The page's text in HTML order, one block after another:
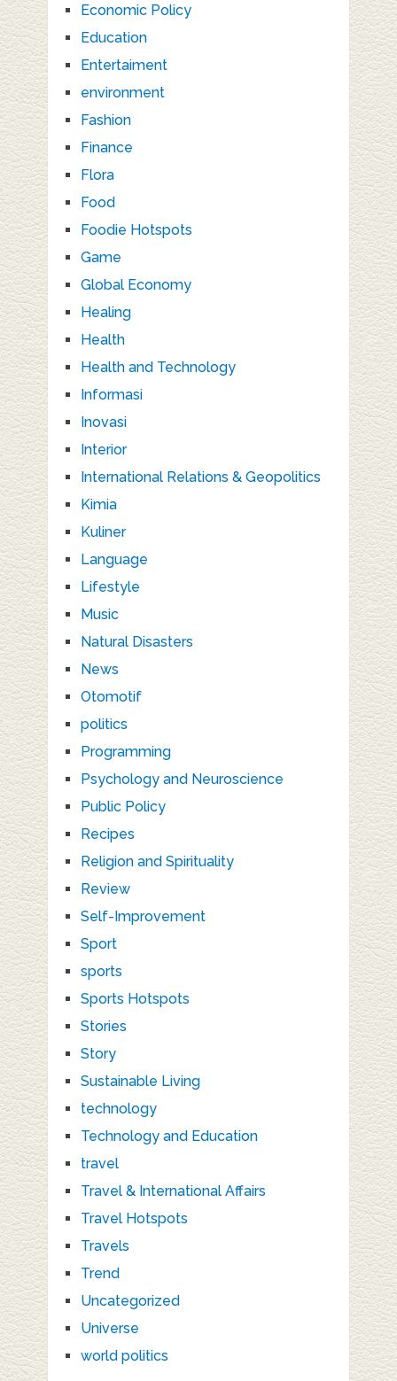
Economic Policy
Education
Entertaiment
environment
Fashion
Finance
Flora
Food
Foodie Hotspots
Game
Global Economy
Healing
Health
Health and Technology
Informasi
Inovasi
Interior
International Relations & Geopolitics
Kimia
Kuliner
Language
Lifestyle
Music
Natural Disasters
News
Otomotif
politics
Programming
Psychology and Neuroscience
Public Policy
Recipes
Religion and Spirituality
Review
Self-Improvement
Sport
sports
Sports Hotspots
Stories
Story
Sustainable Living
technology
Technology and Education
travel
Travel & International Affairs
Travel Hotspots
Travels
Trend
Uncategorized
Universe
world politics